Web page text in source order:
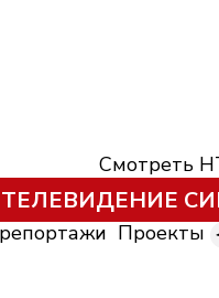
Смотреть
Проекты